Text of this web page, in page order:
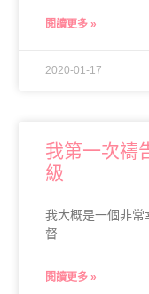
閱讀更多 »
2020-01-17
我第一次禱
級
我大概是一個非常
督
閱讀更多 »